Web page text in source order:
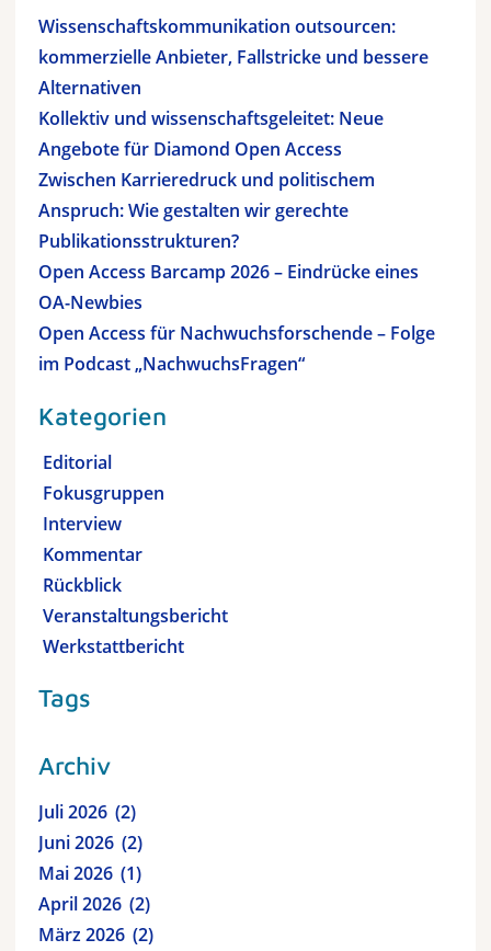
Wissenschaftskommunikation outsourcen:
kommerzielle Anbieter, Fallstricke und bessere
Alternativen
Kollektiv und wissenschaftsgeleitet: Neue
Angebote für Diamond Open Access
Zwischen Karrieredruck und politischem
Anspruch: Wie gestalten wir gerechte
Publikationsstrukturen?
Open Access Barcamp 2026 – Eindrücke eines
OA-Newbies
Open Access für Nachwuchsforschende – Folge
im Podcast „NachwuchsFragen“
Kategorien
Editorial
Fokusgruppen
Interview
Kommentar
Rückblick
Veranstaltungsbericht
Werkstattbericht
Tags
Archiv
Juli 2026 2
Juni 2026 2
Mai 2026 1
April 2026 2
März 2026 2